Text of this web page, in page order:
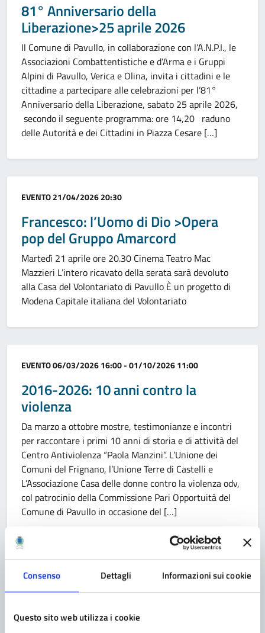
Consenso Dettagli Informazioni sui cookie
Questo sito web utilizza i cookie
81° Anniversario della
Liberazione>25 aprile 2026
Il Comune di Pavullo, in collaborazione con l’A.N.P.I., le
Associazioni Combattentistiche e d’Arma e i Gruppi
Alpini di Pavullo, Verica e Olina, invita i cittadini e le
cittadine a partecipare alle celebrazioni per l’81°
Anniversario della Liberazione, sabato 25 aprile 2026,
secondo il seguente programma: ore 14,20 raduno
delle Autorità e dei Cittadini in Piazza Cesare […]
Categoria:
EVENTO21/04/2026 20:30
Francesco: l’Uomo di Dio >Opera
pop del Gruppo Amarcord
Martedì 21 aprile ore 20.30 Cinema Teatro Mac
Mazzieri L’intero ricavato della serata sarà devoluto
alla Casa del Volontariato di Pavullo È un progetto di
Modena Capitale italiana del Volontariato
Categoria:
EVENTO06/03/2026 16:00 - 01/10/2026 11:00
2016-2026: 10 anni contro la
violenza
Da marzo a ottobre mostre, testimonianze e incontri
per raccontare i primi 10 anni di storia e di attività del
Centro Antiviolenza “Paola Manzini”. L’Unione dei
Comuni del Frignano, l’Unione Terre di Castelli e
L’Associazione Casa delle donne contro la violenza odv,
col patrocinio della Commissione Pari Opportuità del
Comune di Pavullo in occasione del […]
Categoria:
EVENTO13/12/2025 15:00
Soccorritori”